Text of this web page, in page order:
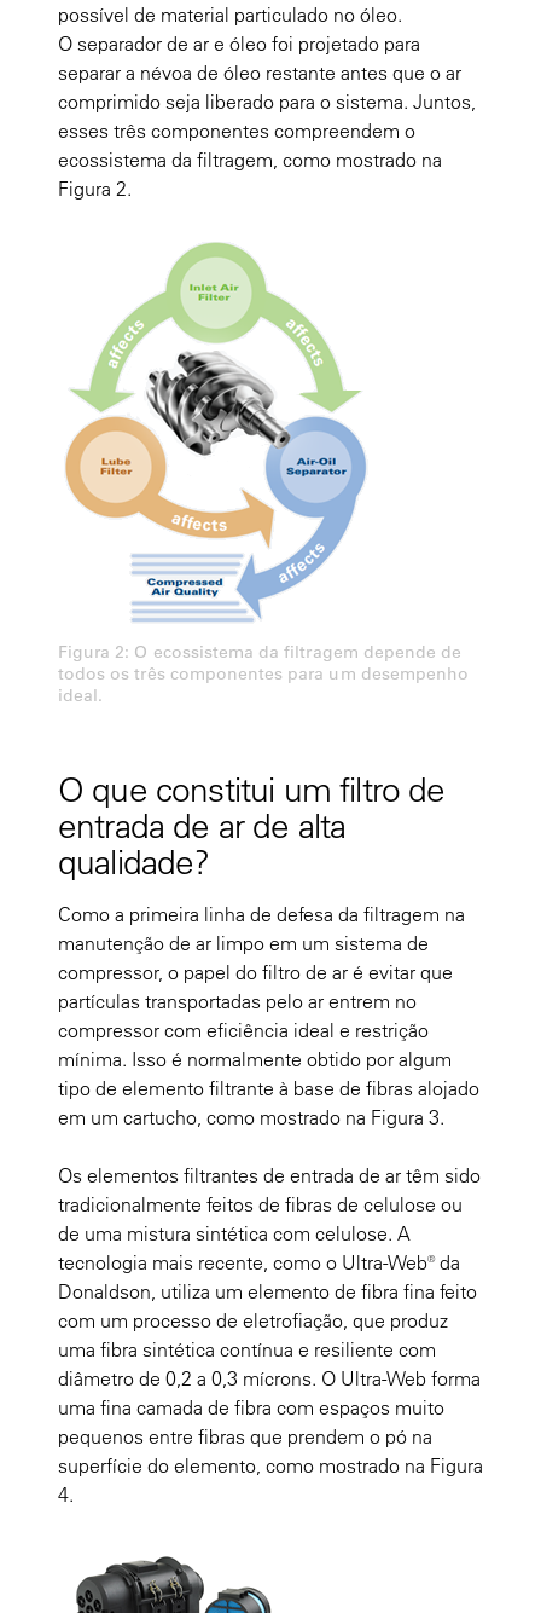
possível de material particulado no óleo.
O separador de ar e óleo foi projetado para
separar a névoa de óleo restante antes que o ar
comprimido seja liberado para o sistema. Juntos,
esses três componentes compreendem o
ecossistema da filtragem, como mostrado na
Figura 2.
Figura 2: O ecossistema da filtragem depende de
todos os três componentes para um desempenho
ideal.
O que constitui um filtro de
entrada de ar de alta
qualidade?
Como a primeira linha de defesa da filtragem na
manutenção de ar limpo em um sistema de
compressor, o papel do filtro de ar é evitar que
partículas transportadas pelo ar entrem no
compressor com eficiência ideal e restrição
mínima. Isso é normalmente obtido por algum
tipo de elemento filtrante à base de fibras alojado
em um cartucho, como mostrado na Figura 3.
Os elementos filtrantes de entrada de ar têm sido
tradicionalmente feitos de fibras de celulose ou
de uma mistura sintética com celulose. A
tecnologia mais recente, como o Ultra-Web® da
Donaldson, utiliza um elemento de fibra fina feito
com um processo de eletrofiação, que produz
uma fibra sintética contínua e resiliente com
diâmetro de 0,2 a 0,3 mícrons. O Ultra-Web forma
uma fina camada de fibra com espaços muito
pequenos entre fibras que prendem o pó na
superfície do elemento, como mostrado na Figura
4.